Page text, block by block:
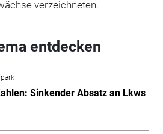
verzeichneten.
entdecken
Sinkender Absatz an Lkws